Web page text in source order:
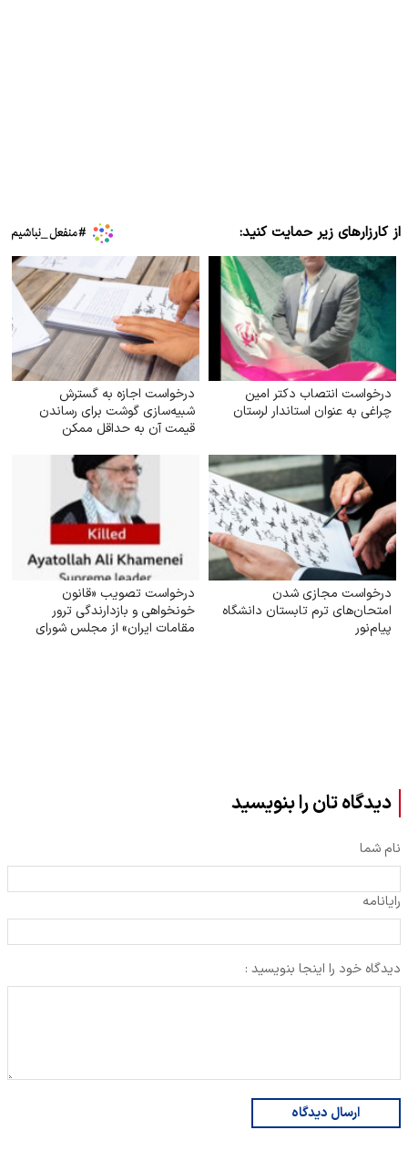
از کارزارهای زیر حمایت کنید:
درخواست انتصاب دکتر امین
چراغی به عنوان استاندار لرستان
درخواست اجازه به گسترش
شبیه‌سازی گوشت برای رساندن
قیمت آن به حداقل ممکن
درخواست مجازی شدن
امتحان‌های ترم تابستان دانشگاه
پیام‌نور
درخواست تصویب «قانون
خونخواهی و بازدارندگی ترور
مقامات ایران» از مجلس شورای
دیدگاه تان را بنویسید
نام شما
رایانامه
دیدگاه خود را اینجا بنویسید :
ارسال دیدگاه